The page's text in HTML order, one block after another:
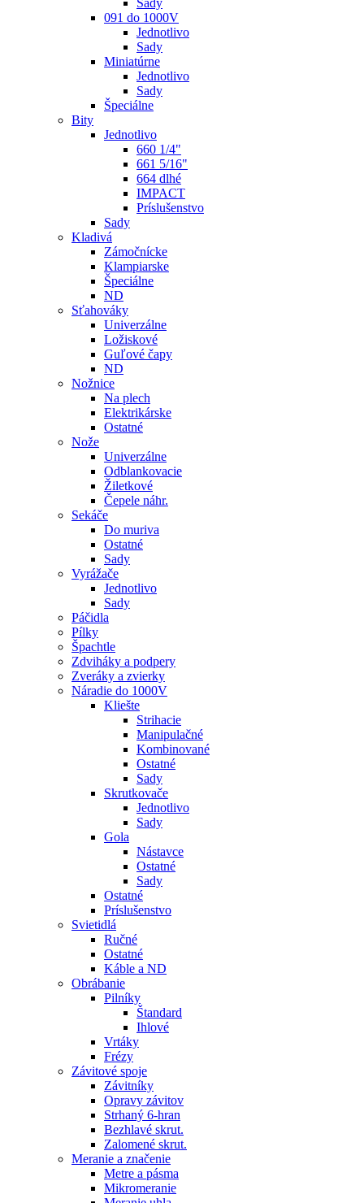
Sady
091 do 1000V
Jednotlivo
Sady
Miniatúrne
Jednotlivo
Sady
Špeciálne
Bity
Jednotlivo
660 1/4"
661 5/16"
664 dlhé
IMPACT
Príslušenstvo
Sady
Kladivá
Zámočnícke
Klampiarske
Špeciálne
ND
Sťahováky
Univerzálne
Ložiskové
Guľové čapy
ND
Nožnice
Na plech
Elektrikárske
Ostatné
Nože
Univerzálne
Odblankovacie
Žiletkové
Čepele náhr.
Sekáče
Do muriva
Ostatné
Sady
Vyrážače
Jednotlivo
Sady
Páčidla
Pílky
Špachtle
Zdviháky a podpery
Zveráky a zvierky
Náradie do 1000V
Kliešte
Strihacie
Manipulačné
Kombinované
Ostatné
Sady
Skrutkovače
Jednotlivo
Sady
Gola
Nástavce
Ostatné
Sady
Ostatné
Príslušenstvo
Svietidlá
Ručné
Ostatné
Káble a ND
Obrábanie
Pilníky
Štandard
Ihlové
Vrtáky
Frézy
Závitové spoje
Závitníky
Opravy závitov
Strhaný 6-hran
Bezhlavé skrut.
Zalomené skrut.
Meranie a značenie
Metre a pásma
Mikromeranie